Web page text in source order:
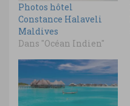
Photos hôtel
Constance Halaveli
Maldives
Dans "Océan Indien"